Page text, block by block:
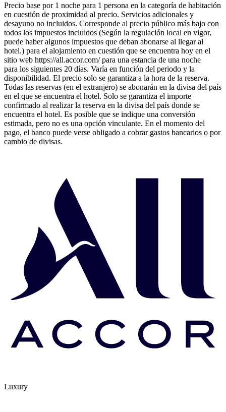
Precio base por 1 noche para 1 persona en la categoría de habitación
en cuestión de proximidad al precio. Servicios adicionales y
desayuno no incluidos. Corresponde al precio público más bajo con
todos los impuestos incluidos (Según la regulación local en vigor,
puede haber algunos impuestos que deban abonarse al llegar al
hotel.) para el alojamiento en cuestión que se encuentra hoy en el
sitio web https://all.accor.com/ para una estancia de una noche
para los siguientes 20 días. Varía en función del periodo y la
disponibilidad. El precio solo se garantiza a la hora de la reserva.
Todas las reservas (en el extranjero) se abonarán en la divisa del país
en el que se encuentra el hotel. Solo se garantiza el importe
confirmado al realizar la reserva en la divisa del país donde se
encuentra el hotel. Es posible que se indique una conversión
estimada, pero no es una opción vinculante. En el momento del
pago, el banco puede verse obligado a cobrar gastos bancarios o por
cambio de divisas.
Luxury